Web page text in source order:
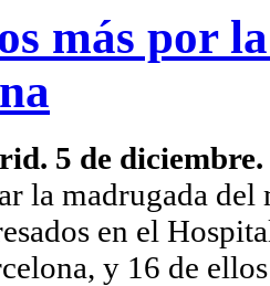
más por
5 de diciembre.
la madrugada
en el
y 16 de